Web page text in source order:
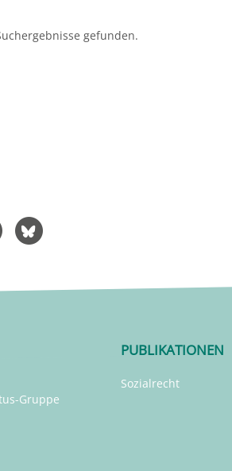
gefunden.
Gruppe
PUBLIKATIONEN
Sozialrecht